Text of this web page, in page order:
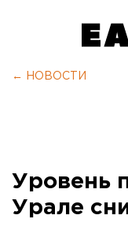
← НОВОСТИ
Уровень
Урале